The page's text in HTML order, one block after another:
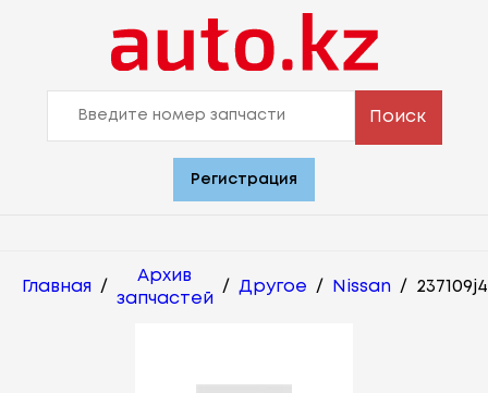
Поиск
Регистрация
Главная /
Архив
запчастей
/ Другое / Nissan /